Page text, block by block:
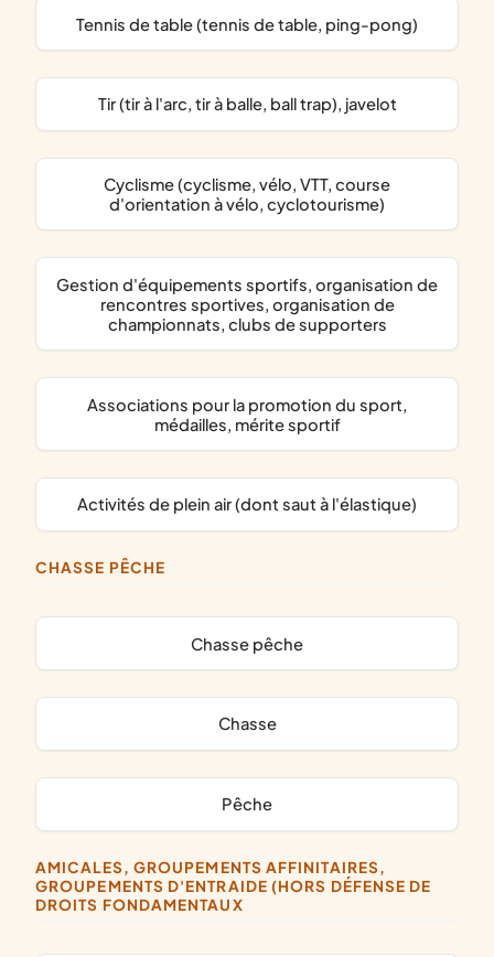
Tennis de table (tennis de table, ping-pong)
Tir (tir à l'arc, tir à balle, ball trap), javelot
Cyclisme (cyclisme, vélo, VTT, course
d'orientation à vélo, cyclotourisme)
gestion d'équipements sportifs, organisation de
rencontres sportives, organisation de
championnats, clubs de supporters
associations pour la promotion du sport,
médailles, mérite sportif
activités de plein air (dont saut à l'élastique)
CHASSE PÊCHE
chasse pêche
chasse
pêche
AMICALES, GROUPEMENTS AFFINITAIRES,
GROUPEMENTS D'ENTRAIDE (HORS DÉFENSE DE
DROITS FONDAMENTAUX